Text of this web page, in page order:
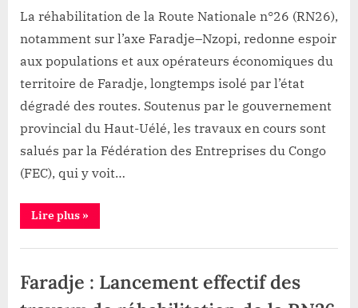
une
vigilance
à
l’approche
des
festivités”
ROMEO
:
Réhabilitation
la
RN26,
un
espoir
pour
l’économie
La réhabilitation de la Route Nationale n°26 (RN26),
notamment sur l’axe Faradje–Nzopi, redonne espoir
aux populations et aux opérateurs économiques du
territoire de Faradje, longtemps isolé par l’état
dégradé des routes. Soutenus par le gouvernement
provincial du Haut-Uélé, les travaux en cours sont
salués par la Fédération des Entreprises du Congo
(FEC), qui y voit…
Lire plus“Faradje
:
de
un
espoir
pour
»
Faradje : Lancement effectif des